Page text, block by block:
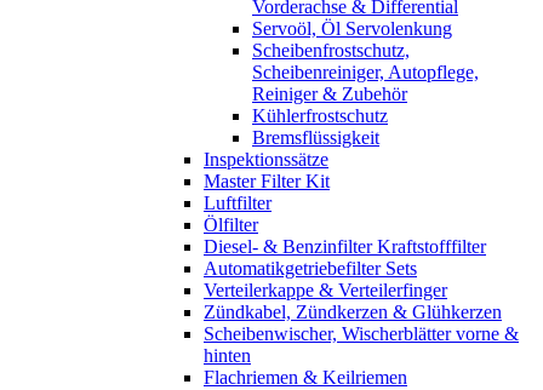
Vorderachse & Differential
Servoöl, Öl Servolenkung
Scheibenfrostschutz,
Scheibenreiniger, Autopflege,
Reiniger & Zubehör
Kühlerfrostschutz
Bremsflüssigkeit
Inspektionssätze
Master Filter Kit
Luftfilter
Ölfilter
Diesel- & Benzinfilter Kraftstofffilter
Automatikgetriebefilter Sets
Verteilerkappe & Verteilerfinger
Zündkabel, Zündkerzen & Glühkerzen
Scheibenwischer, Wischerblätter vorne &
hinten
Flachriemen & Keilriemen